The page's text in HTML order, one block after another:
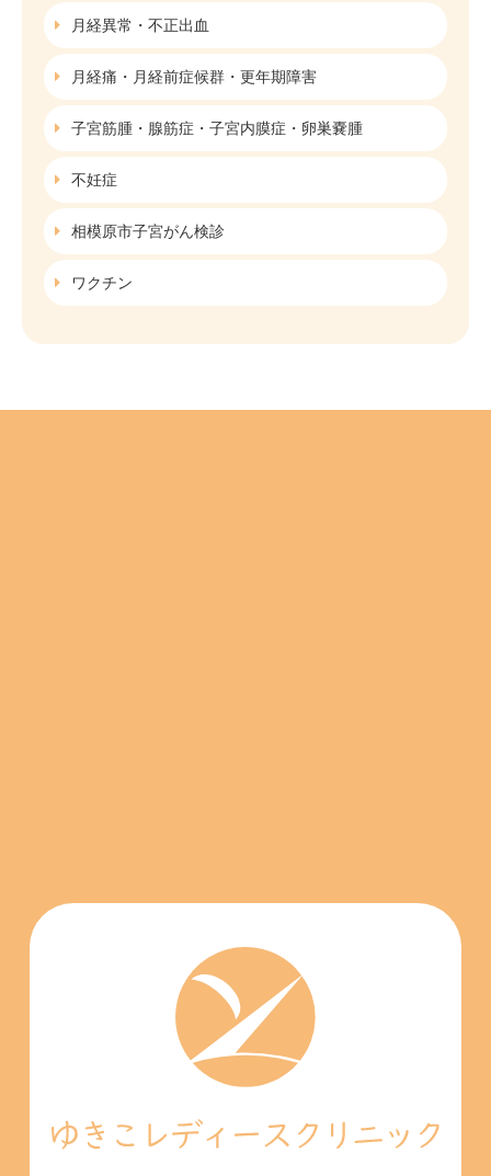
月経異常・不正出血
月経痛・月経前症候群・更年期障害
子宮筋腫・腺筋症・子宮内膜症・卵巣嚢腫
不妊症
相模原市子宮がん検診
ワクチン